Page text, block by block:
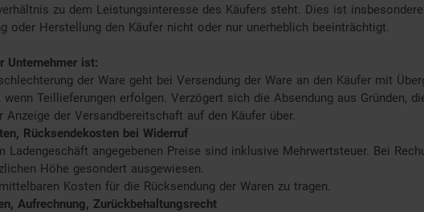
zu dem Leistungsinteresse des Käufers steht. Dies ist
oder Herstellung den Käufer nicht oder nur unerheblich beeinträchtigt.
Unternehmer ist:
der Ware geht bei Versendung der Ware an den Käufer mit
Teillieferungen erfolgen. Verzögert sich die Absendung aus Gründen,
der Versandbereitschaft auf den Käufer über.
Rücksendekosten bei Widerruf
angegebenen Preise sind inklusive Mehrwertsteuer. Bei
Höhe gesondert ausgewiesen.
Kosten für die Rücksendung der Waren zu tragen.
Aufrechnung, Zurückbehaltungsrecht